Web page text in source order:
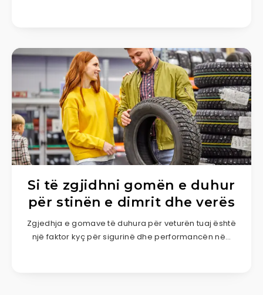
Si të zgjidhni gomën e duhur
për stinën e dimrit dhe verës
Zgjedhja e gomave të duhura për veturën tuaj është
një faktor kyç për sigurinë dhe performancën në…